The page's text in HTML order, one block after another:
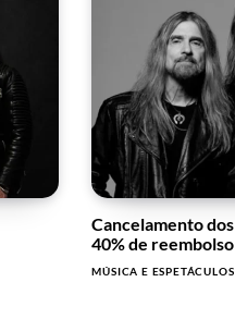
Cancelamento
40% de
MÚSICA E ESPETÁCULOS